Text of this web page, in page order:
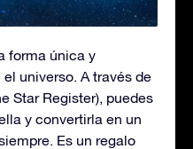
forma única y
universo. A través de
Star Register), puedes
y convertirla en un
Es un regalo